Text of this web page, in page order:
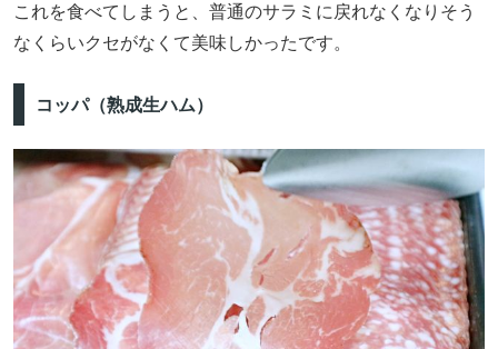
これを食べてしまうと、普通のサラミに戻れなくなりそう
なくらいクセがなくて美味しかったです。
コッパ（熟成生ハム）